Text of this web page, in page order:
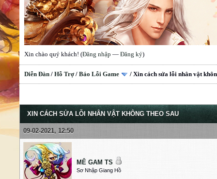
Xin chào quý khách! (Đăng nhập — Đăng ký)
Diễn Đàn / Hỗ Trợ / Báo Lỗi Game / Xin cách sửa lỗi nhân vật
XIN CÁCH SỬA LỖI NHÂN VẬT KHÔNG THEO SAU
09-02-2021, 12:50
MÊ GAM TS
Sơ Nhập Giang Hồ